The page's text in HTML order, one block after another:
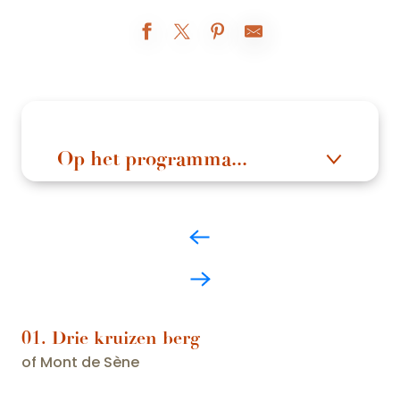
Op het programma...
01. Drie kruizen berg
of Mont de Sène